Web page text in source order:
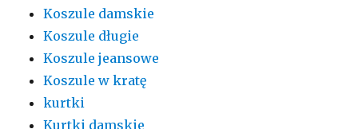
Koszule damskie
Koszule długie
Koszule jeansowe
Koszule w kratę
kurtki
Kurtki damskie